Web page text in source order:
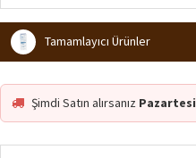
Tamamlayıcı Ürünler
Şimdi Satın alırsanız Pazartesi